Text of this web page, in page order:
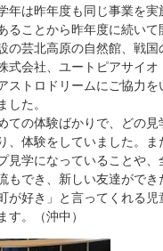
年は昨年度も同じ事業を
ることから昨年度に続いて
の芸北高原の自然館、戦国
式会社、ユートピアサイオ
ストロドリームにご協力
した。
ての体験ばかりで、どの見
、体験をしていました。
見学になっていることや
もでき、新しい友達ができ
が好き」と言ってくれる児
す。（沖中）